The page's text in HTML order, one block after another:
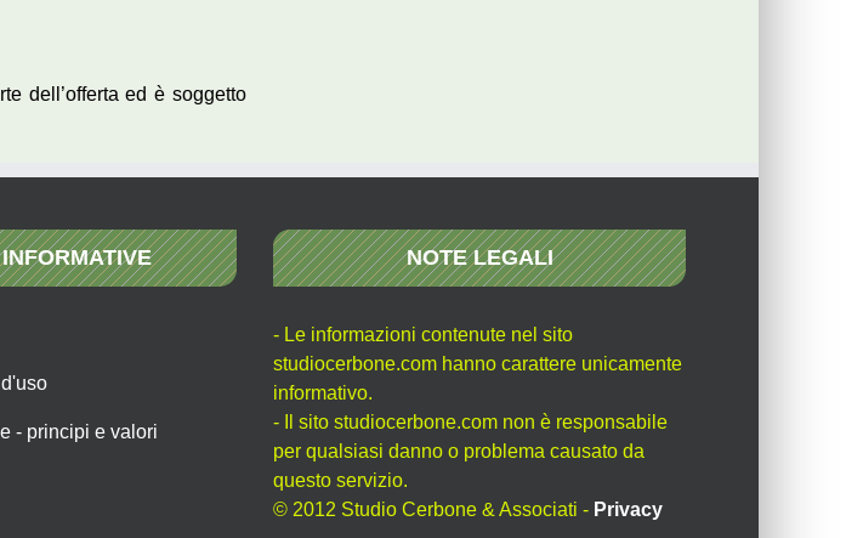
dell’offerta ed è soggetto
- principi e valori
NOTE LEGALI
- Le informazioni contenute nel sito
studiocerbone.com hanno carattere unicamente
informativo.
- Il sito studiocerbone.com non è responsabile
per qualsiasi danno o problema causato da
questo servizio.
© 2012 Studio Cerbone & Associati - Privacy